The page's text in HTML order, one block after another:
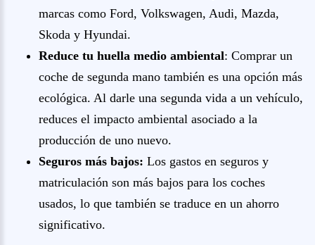
marcas como Ford, Volkswagen, Audi, Mazda,
Skoda y Hyundai.
Reduce tu huella medio ambiental: Comprar un
coche de segunda mano también es una opción más
ecológica. Al darle una segunda vida a un vehículo,
reduces el impacto ambiental asociado a la
producción de uno nuevo.
Seguros más bajos: Los gastos en seguros y
matriculación son más bajos para los coches
usados, lo que también se traduce en un ahorro
significativo.